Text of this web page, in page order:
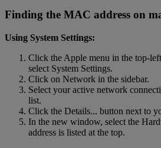
Finding the MAC address on
Using System Settings:
Click the Apple menu in the top-
select System Settings.
Click on Network in the sidebar.
Select your active network
list.
Click the Details... button next to
In the new window, select the
address is listed at the top.